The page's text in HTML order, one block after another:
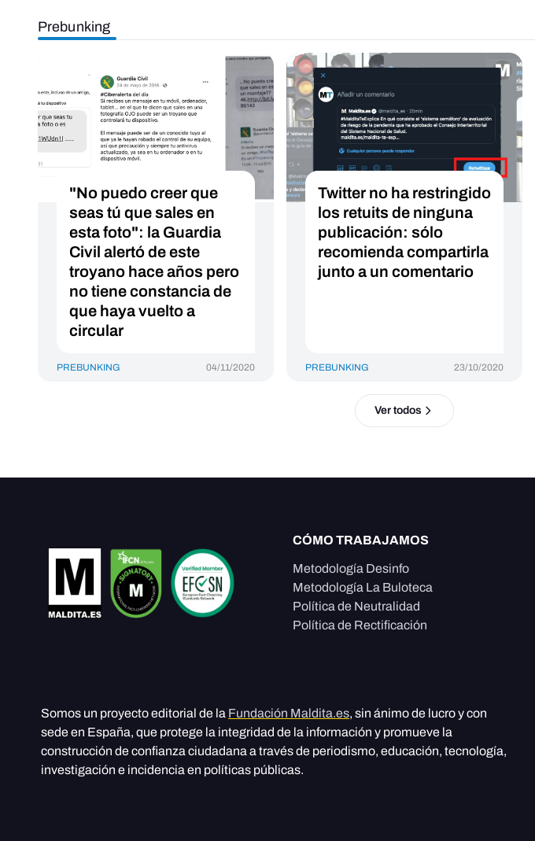
Prebunking
"No puedo creer que
seas tú que sales en
esta foto": la Guardia
Civil alertó de este
troyano hace años pero
no tiene constancia de
que haya vuelto a
circular
PREBUNKING 04/11/2020
Twitter no ha restringido
los retuits de ninguna
publicación: sólo
recomienda compartirla
junto a un comentario
PREBUNKING 23/10/2020
Ver todos
CÓMO TRABAJAMOS
Metodología Desinfo
Metodología La Buloteca
Política de Neutralidad
Política de Rectificación
Somos un proyecto editorial de la Fundación Maldita.es, sin ánimo de lucro y con
sede en España, que protege la integridad de la información y promueve la
construcción de confianza ciudadana a través de periodismo, educación, tecnología,
investigación e incidencia en políticas públicas.